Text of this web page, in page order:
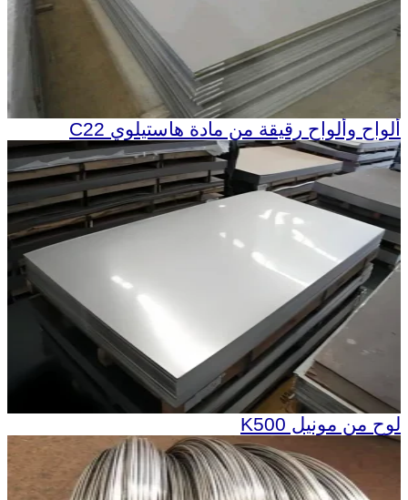
ألواح وألواح رقيقة من مادة هاستيلوي C22
لوح من مونيل K500